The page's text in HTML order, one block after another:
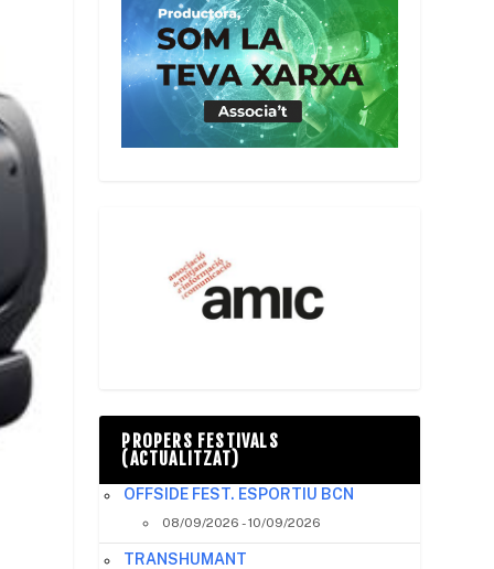
PROPERS FESTIVALS
(ACTUALITZAT)
OFFSIDE FEST. ESPORTIU BCN
08/09/2026 - 10/09/2026
TRANSHUMANT